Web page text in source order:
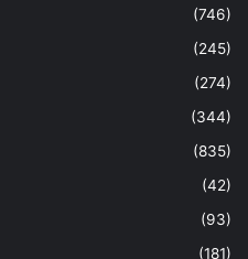
(746)
(245)
(274)
(344)
(835)
(42)
(93)
(181)